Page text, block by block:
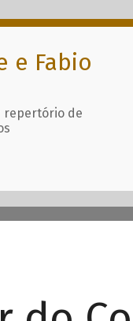
e Fabio
repertório de